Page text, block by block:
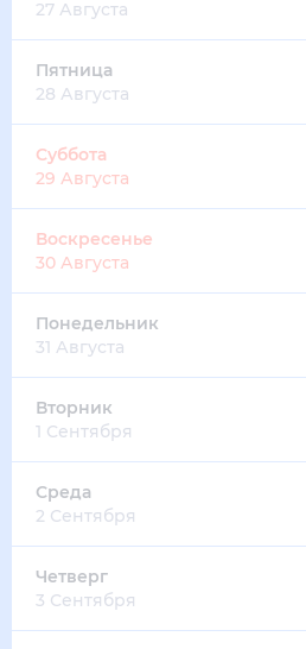
27 Августа
Пятница
28 Августа
Суббота
29 Августа
Воскресенье
30 Августа
Понедельник
31 Августа
Вторник
1 Сентября
Среда
2 Сентября
Четверг
3 Сентября